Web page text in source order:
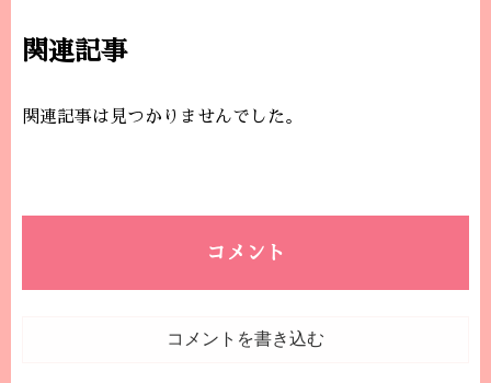
関連記事
関連記事は見つかりませんでした。
コメント
コメントを書き込む